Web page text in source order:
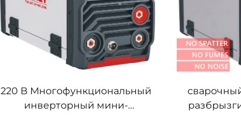
220 В Многофункциональный
инверторный мини-